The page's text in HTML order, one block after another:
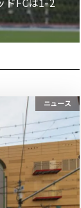
ニュース